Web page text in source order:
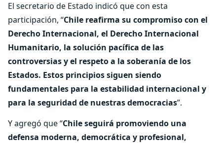
El secretario de Estado indicó que con esta
participación, “Chile reafirma su compromiso con el
Derecho Internacional, el Derecho Internacional
Humanitario, la solución pacífica de las
controversias y el respeto a la soberanía de los
Estados. Estos principios siguen siendo
fundamentales para la estabilidad internacional y
para la seguridad de nuestras democracias”.
Y agregó que “Chile seguirá promoviendo una
defensa moderna, democrática y profesional,